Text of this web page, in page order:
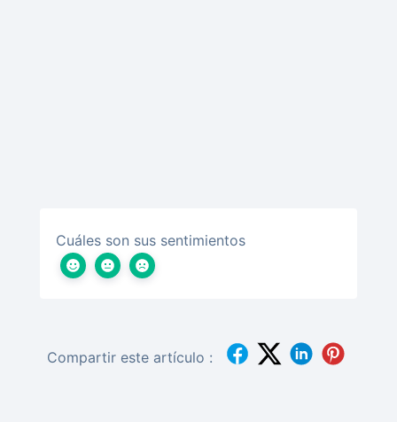
Cuáles son sus sentimientos
Compartir este artículo :